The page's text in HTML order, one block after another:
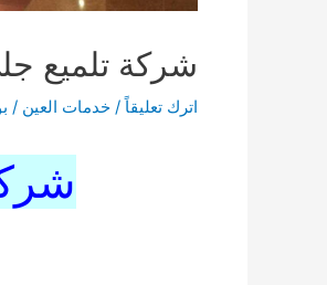
شركة تلميع
اترك تعليقاً / خدمات العين /